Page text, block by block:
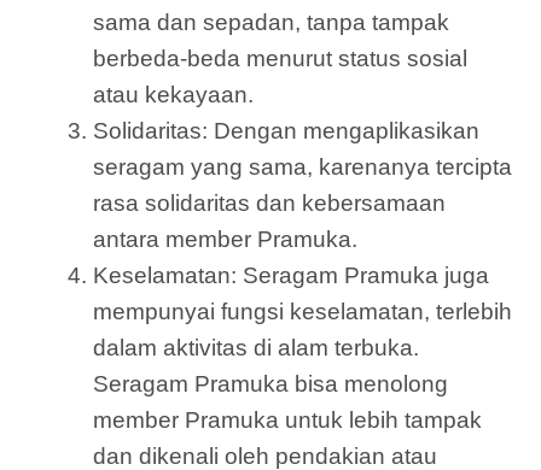
sama dan sepadan, tanpa tampak
berbeda-beda menurut status sosial
atau kekayaan.
Solidaritas: Dengan mengaplikasikan
seragam yang sama, karenanya tercipta
rasa solidaritas dan kebersamaan
antara member Pramuka.
Keselamatan: Seragam Pramuka juga
mempunyai fungsi keselamatan, terlebih
dalam aktivitas di alam terbuka.
Seragam Pramuka bisa menolong
member Pramuka untuk lebih tampak
dan dikenali oleh pendakian atau